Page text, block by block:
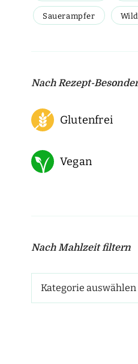
Sauerampfer
Nach Rezept-
Glutenfrei
Vegan
Nach Mahlzeit filtern